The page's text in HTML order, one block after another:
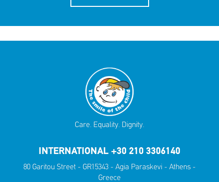
Care. Equality. Dignity.
INTERNATIONAL +30 210 3306140
80 Garitou Street - GR15343 - Agia Paraskevi - Athens -
Greece